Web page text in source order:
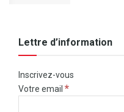
Lettre d’information
Inscrivez-vous
Votre email *